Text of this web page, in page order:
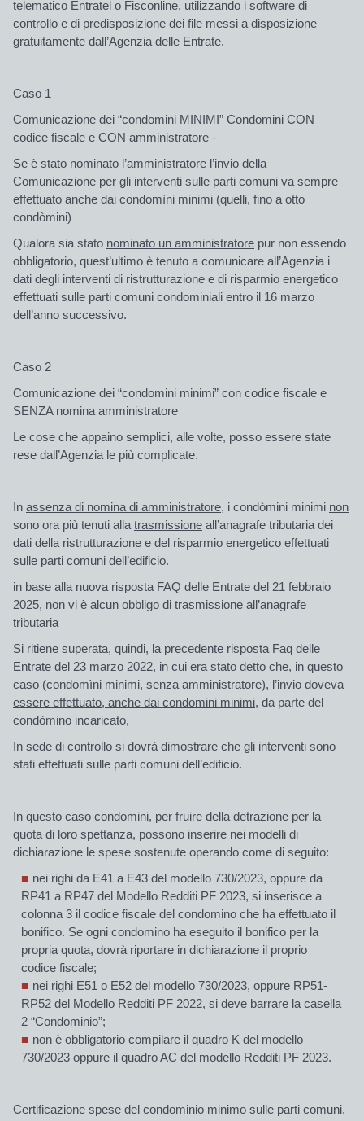
telematico Entratel o Fisconline, utilizzando i software di
controllo e di predisposizione dei file messi a disposizione
gratuitamente dall’Agenzia delle Entrate.
Caso 1
Comunicazione dei “condomini MINIMI” Condomini CON
codice fiscale e CON amministratore -
Se è stato nominato l’amministratore l’invio della
Comunicazione per gli interventi sulle parti comuni va sempre
effettuato anche dai condomìni minimi (quelli, fino a otto
condòmini)
Qualora sia stato nominato un amministratore pur non essendo
obbligatorio, quest’ultimo è tenuto a comunicare all’Agenzia i
dati degli interventi di ristrutturazione e di risparmio energetico
effettuati sulle parti comuni condominiali entro il 16 marzo
dell’anno successivo.
Caso 2
Comunicazione dei “condomini minimi” con codice fiscale e
SENZA nomina amministratore
Le cose che appaino semplici, alle volte, posso essere state
rese dall’Agenzia le più complicate.
In assenza di nomina di amministratore, i condòmini minimi non
sono ora più tenuti alla trasmissione all’anagrafe tributaria dei
dati della ristrutturazione e del risparmio energetico effettuati
sulle parti comuni dell’edificio.
in base alla nuova risposta FAQ delle Entrate del 21 febbraio
2025, non vi è alcun obbligo di trasmissione all’anagrafe
tributaria
Si ritiene superata, quindi, la precedente risposta Faq delle
Entrate del 23 marzo 2022, in cui era stato detto che, in questo
caso (condomìni minimi, senza amministratore), l’invio doveva
essere effettuato, anche dai condomini minimi, da parte del
condòmino incaricato,
In sede di controllo si dovrà dimostrare che gli interventi sono
stati effettuati sulle parti comuni dell’edificio.
In questo caso condomini, per fruire della detrazione per la
quota di loro spettanza, possono inserire nei modelli di
dichiarazione le spese sostenute operando come di seguito:
nei righi da E41 a E43 del modello 730/2023, oppure da
RP41 a RP47 del Modello Redditi PF 2023, si inserisce a
colonna 3 il codice fiscale del condomino che ha effettuato il
bonifico. Se ogni condomino ha eseguito il bonifico per la
propria quota, dovrà riportare in dichiarazione il proprio
codice fiscale;
nei righi E51 o E52 del modello 730/2023, oppure RP51-
RP52 del Modello Redditi PF 2022, si deve barrare la casella
2 “Condominio”;
non è obbligatorio compilare il quadro K del modello
730/2023 oppure il quadro AC del modello Redditi PF 2023.
Certificazione spese del condominio minimo sulle parti comuni.